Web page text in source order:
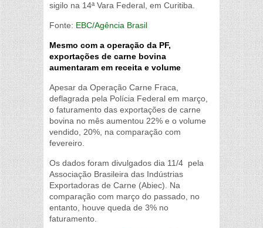
sigilo na 14ª Vara Federal, em Curitiba.
Fonte: EBC/Agência Brasil
Mesmo com a operação da PF,
exportações de carne bovina
aumentaram em receita e volume
Apesar da Operação Carne Fraca,
deflagrada pela Polícia Federal em março,
o faturamento das exportações de carne
bovina no mês aumentou 22% e o volume
vendido, 20%, na comparação com
fevereiro.
Os dados foram divulgados dia 11/4 pela
Associação Brasileira das Indústrias
Exportadoras de Carne (Abiec). Na
comparação com março do passado, no
entanto, houve queda de 3% no
faturamento.